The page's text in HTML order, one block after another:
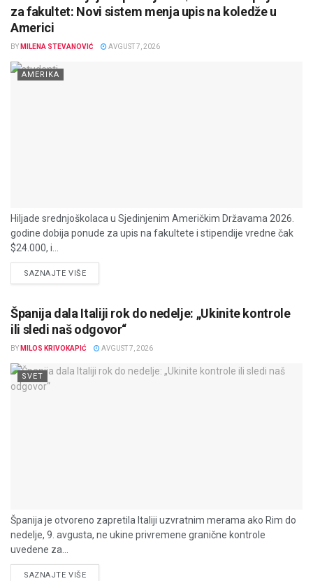
za fakultet: Novi sistem menja upis na koledže u
Americi
BY MILENA STEVANOVIĆ AVGUST 7, 2026
AMERIKA
Hiljade srednjoškolaca u Sjedinjenim Američkim Državama 2026.
godine dobija ponude za upis na fakultete i stipendije vredne čak
$24.000, i...
SAZNAJTE VIŠEDETAILS
Španija dala Italiji rok do nedelje: „Ukinite kontrole
ili sledi naš odgovor“
BY MILOS KRIVOKAPIĆ AVGUST 7, 2026
SVET
Španija je otvoreno zapretila Italiji uzvratnim merama ako Rim do
nedelje, 9. avgusta, ne ukine privremene granične kontrole
uvedene za...
SAZNAJTE VIŠEDETAILS